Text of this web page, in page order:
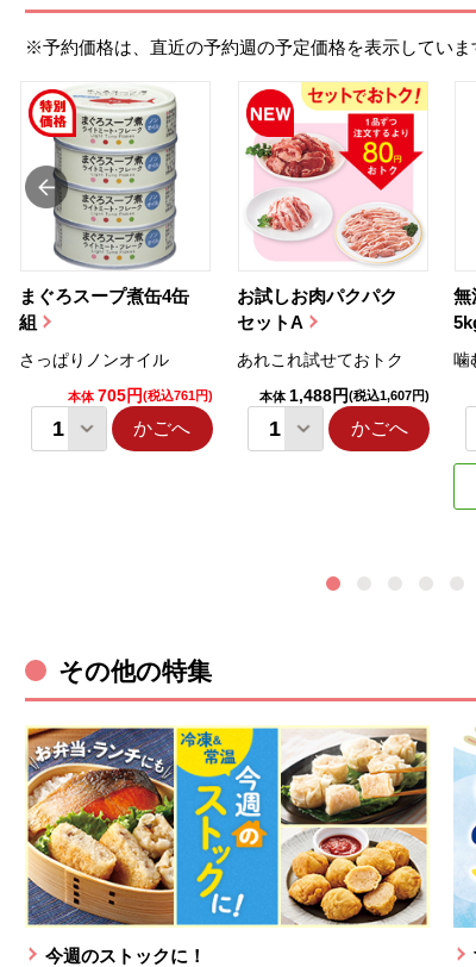
※予約価格は、直近の予約週の予定価格を表示していま
まぐろスープ煮缶4缶
組
さっぱりノンオイル
本体 705円(税込761円)
かごへ
お試しお肉パクパク
セットA
あれこれ試せておトク
本体 1,488円(税込1,607円)
かごへ
噛
その他の特集
今週のストックに！